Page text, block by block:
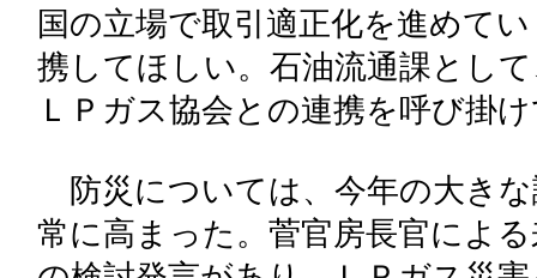
国の立場で取引適正化を進めて
携してほしい。石油流通課とし
ＬＰガス協会との連携を呼び掛
防災については、今年の大き
常に高まった。菅官房長官によ